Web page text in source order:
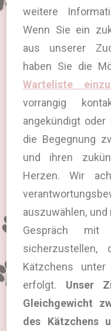
weitere
Wenn Sie ein
aus unserer
haben Sie die
Warteliste
vorrangig
angekündigt
die Begegnung
und ihren
Herzen. Wir
auszuwählen,
Gespräch mit
Kätzchens
erfolgt. Unser
Gleichgewicht
des Kätzchens